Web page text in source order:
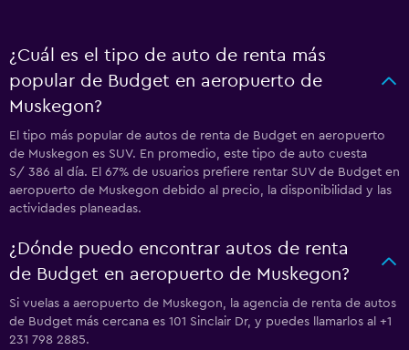
¿Cuál es el tipo de auto de renta más
popular de Budget en aeropuerto de
Muskegon?
El tipo más popular de autos de renta de Budget en aeropuerto
de Muskegon es SUV. En promedio, este tipo de auto cuesta
S/ 386 al día. El 67% de usuarios prefiere rentar SUV de Budget en
aeropuerto de Muskegon debido al precio, la disponibilidad y las
actividades planeadas.
¿Dónde puedo encontrar autos de renta
de Budget en aeropuerto de Muskegon?
Si vuelas a aeropuerto de Muskegon, la agencia de renta de autos
de Budget más cercana es 101 Sinclair Dr, y puedes llamarlos al +1
231 798 2885.